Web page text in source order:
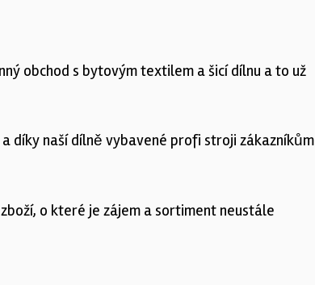
obchod s bytovým textilem a šicí dílnu a to už
díky naší dílně vybavené profi stroji zákazníkům
o které je zájem a sortiment neustále